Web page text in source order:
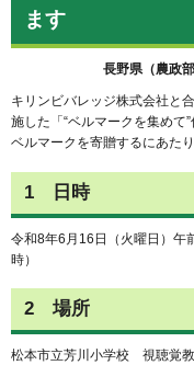
ます
長野県（農政
キリンビバレッジ株式会社と
施した「“ベルマークを集めて
ベルマークを寄贈するにあた
1 日時
令和8年6月16日（火曜日）午
時）
2 場所
松本市立芳川小学校 視聴覚